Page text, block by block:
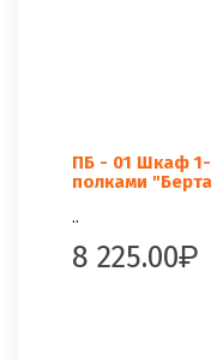
ПБ - 01 Шкаф
полками
..
8 225.00